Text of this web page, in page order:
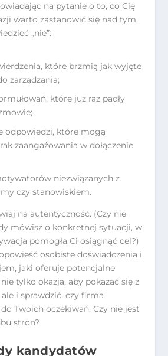
na pytanie o to, co Cię
warto zastanowić się nad tym,
„nie”:
które brzmią jak wyjęte
zarządzania;
które już raz padły
odpowiedzi, które mogą
zaangażowania w dołączenie
niezwiązanych z
czy stanowiskiem.
na autentyczność. (Czy nie
mówisz o konkretnej sytuacji, w
pomogła Ci osiągnąć cel?)
osobiste doświadczenia i
jaki oferuje potencjalne
tylko okazja, aby pokazać się z
i sprawdzić, czy firma
Twoich oczekiwań. Czy nie jest
stron?
kandydatów